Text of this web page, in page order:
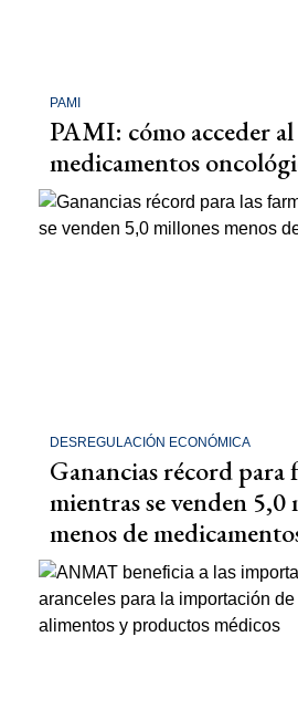
PAMI
PAMI: cómo acceder
medicamentos
DESREGULACIÓN ECONÓMICA
Ganancias récord para
mientras se venden 5,0
menos de